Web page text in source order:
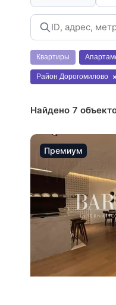
Квартиры
Район Дорогомилово
Найдено 7
Премиум